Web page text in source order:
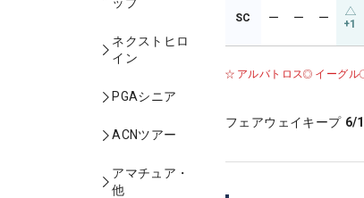
ネクストヒロ
イン
PGAシニア
ACNツアー
アマチュア・
他
SC ー ー ー +1
アルバトロス イーグル
フェアウェイキープ 6/